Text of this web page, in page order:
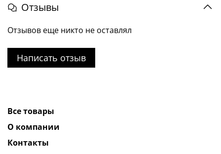
Отзывы
Отзывов еще никто не оставлял
Написать отзыв
Все товары
О компании
Контакты